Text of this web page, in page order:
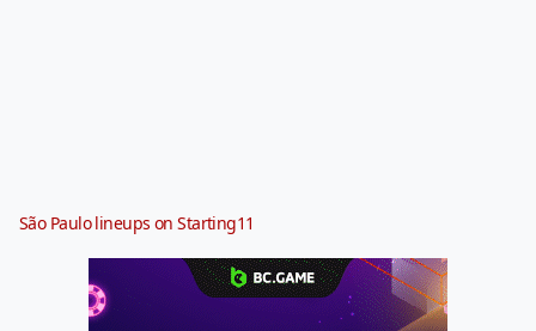
São Paulo lineups on Starting11